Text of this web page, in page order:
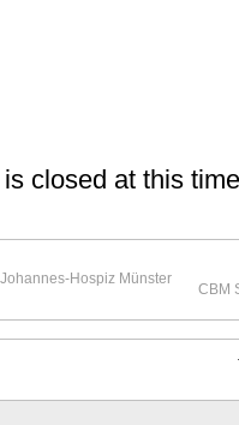
closed at this
Hospiz Münster
CBM